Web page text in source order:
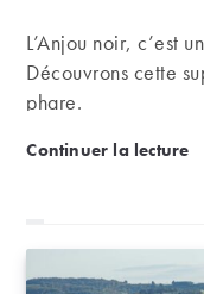
L’Anjou noir, c’est
Découvrons cette
phare.
Continuer la lecture